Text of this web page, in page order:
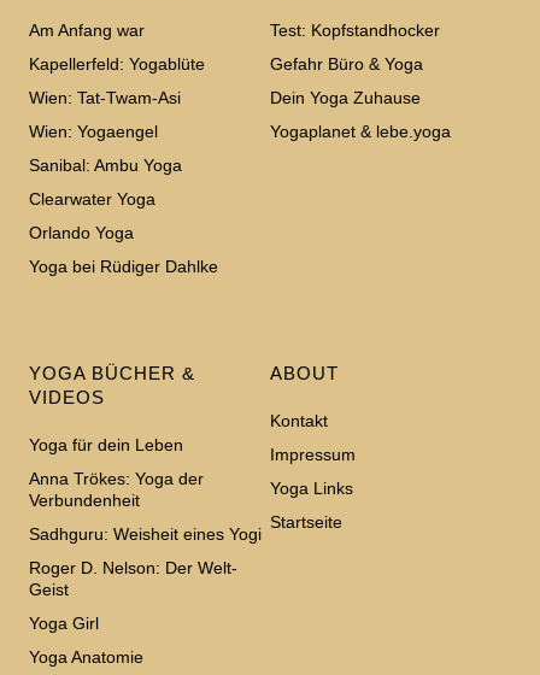
Am Anfang war
Kapellerfeld: Yogablüte
Wien: Tat-Twam-Asi
Wien: Yogaengel
Sanibal: Ambu Yoga
Clearwater Yoga
Orlando Yoga
Yoga bei Rüdiger Dahlke
Test: Kopfstandhocker
Gefahr Büro & Yoga
Dein Yoga Zuhause
Yogaplanet & lebe.yoga
YOGA BÜCHER &
VIDEOS
Yoga für dein Leben
Anna Trökes: Yoga der
Verbundenheit
Sadhguru: Weisheit eines Yogi
Roger D. Nelson: Der Welt-
Geist
Yoga Girl
Yoga Anatomie
ABOUT
Kontakt
Impressum
Yoga Links
Startseite